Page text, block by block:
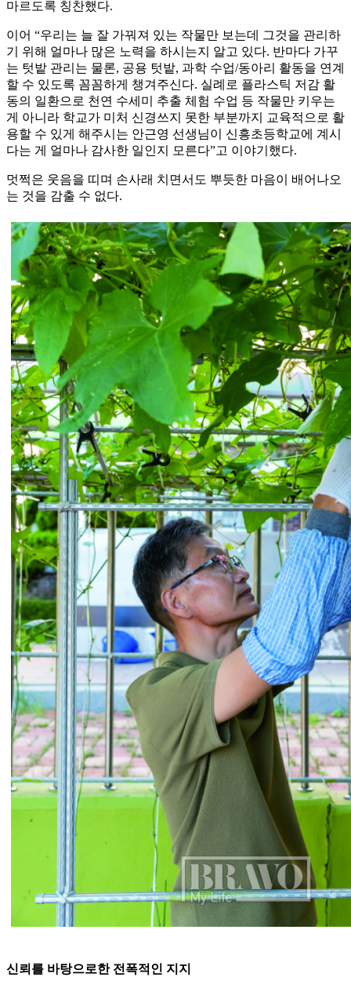
마르도록 칭찬했다.
이어 “우리는 늘 잘 가꿔져 있는 작물만 보는데 그것을 관리하
기 위해 얼마나 많은 노력을 하시는지 알고 있다. 반마다 가꾸
는 텃밭 관리는 물론, 공용 텃밭, 과학 수업/동아리 활동을 연계
할 수 있도록 꼼꼼하게 챙겨주신다. 실례로 플라스틱 저감 활
동의 일환으로 천연 수세미 추출 체험 수업 등 작물만 키우는
게 아니라 학교가 미처 신경쓰지 못한 부분까지 교육적으로 활
용할 수 있게 해주시는 안근영 선생님이 신흥초등학교에 계시
다는 게 얼마나 감사한 일인지 모른다”고 이야기했다.
멋쩍은 웃음을 띠며 손사래 치면서도 뿌듯한 마음이 배어나오
는 것을 감출 수 없다.
신뢰를 바탕으로한 전폭적인 지지